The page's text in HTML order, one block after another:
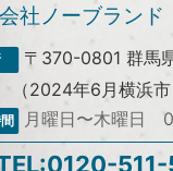
社ノーブランド
〒370-0801 群馬
（2024年6月横浜市
月曜日〜木曜日